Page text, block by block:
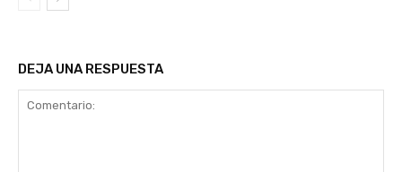
DEJA UNA RESPUESTA